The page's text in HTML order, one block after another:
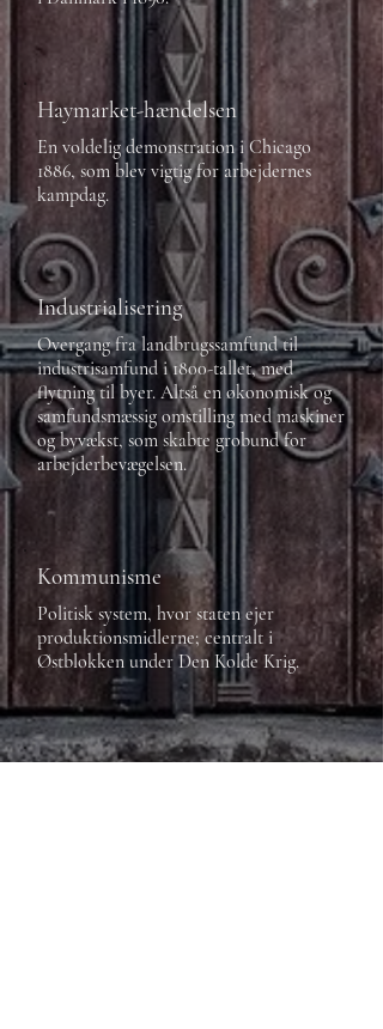
Haymarket-hændelsen
En voldelig demonstration i Chicago
1886, som blev vigtig for arbejdernes
kampdag.
Industrialisering
Overgang fra landbrugssamfund til
industrisamfund i 1800-tallet, med
flytning til byer. Altså en økonomisk og
samfundsmæssig omstilling med maskiner
og byvækst, som skabte grobund for
arbejderbevægelsen.
Kommunisme
Politisk system, hvor staten ejer
produktionsmidlerne; centralt i
Østblokken under Den Kolde Krig.